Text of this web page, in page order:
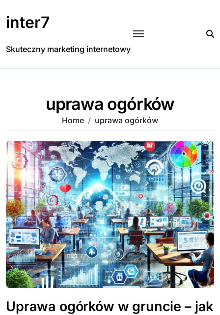
to
content
inter7
Skuteczny marketing internetowy
uprawa ogórków
Home uprawa ogórków
Uprawa ogórków w gruncie – jak